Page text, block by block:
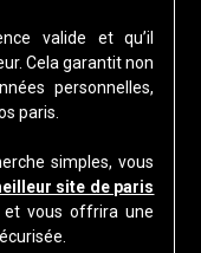
valide et qu’il
Cela garantit non
personnelles,
paris.
simples, vous
site de paris
vous offrira une